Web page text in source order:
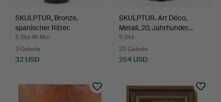
SKULPTUR, Bronze,
spanischer Ritter.
5 Std 46 Min
3 Gebote
32 USD
SKULPTUR. Art Déco,
Metall, 20. Jahrhunder…
11 Std
20 Gebote
254 USD